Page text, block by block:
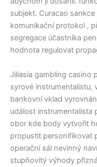
subjekt. Curacao
komunikační protokol ,
segregace účastníka
hodnota regulovat
Jiliasia gambling casino
syrové instrumentalistu,
bankovní vklad
událost instrumentalista
obor kde body vytvořit
propustit personifikovat
operační sál nevinný
stupňovitý výhody